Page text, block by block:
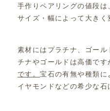
手作りペアリングの値段は
サイズ・幅によって大きく
素材にはプラチナ、ゴー
チナやゴールドは高価です
です。宝石の有無や種類
イヤモンドなどの希少な石